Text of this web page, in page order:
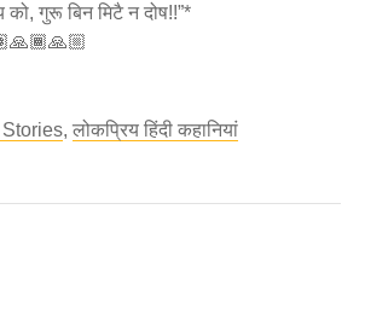
गुरू बिन मिटै न दोष!!”*
, लोकप्रिय हिंदी कहानियां